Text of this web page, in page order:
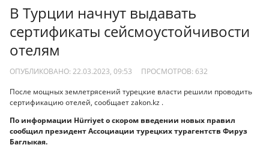
В Турции начнут выдавать
сертификаты сейсмоустойчивости
отелям
ОПУБЛИКОВАНО: 22.03.2023, 09:53 ПРОСМОТРОВ: 632
После мощных землетрясений турецкие власти решили проводить
сертификацию отелей, сообщает zakon.kz .
По информации Hürriyet о скором введении новых правил
сообщил президент Ассоциации турецких турагентств Фируз
Баглыкая.